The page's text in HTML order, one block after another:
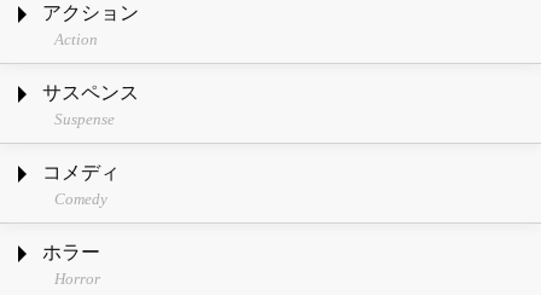
アクション
Action
サスペンス
Suspense
コメディ
Comedy
ホラー
Horror